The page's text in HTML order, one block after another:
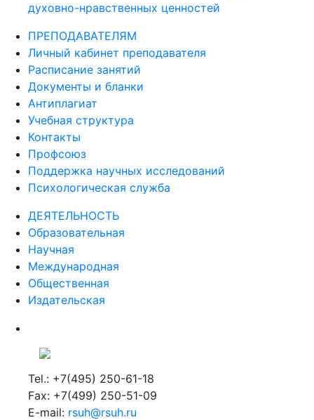
духовно-нравственных ценностей
ПРЕПОДАВАТЕЛЯМ
Личный кабинет преподавателя
Расписание занятий
Документы и бланки
Антиплагиат
Учебная структура
Контакты
Профсоюз
Поддержка научных исследований
Психологическая служба
ДЕЯТЕЛЬНОСТЬ
Образовательная
Научная
Международная
Общественная
Издательская
Tel.: +7(495) 250-61-18
Fax: +7(499) 250-51-09
E-mail: rsuh@rsuh.ru